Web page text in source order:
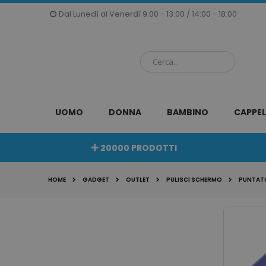
Dal Lunedì al Venerdì 9:00 - 13:00 / 14:00 - 18:00
Salta
UOMO DONNA BAMBINO
20000 PRODOTTI
HOME GADGET OUTLET PULISCI SCHERMO